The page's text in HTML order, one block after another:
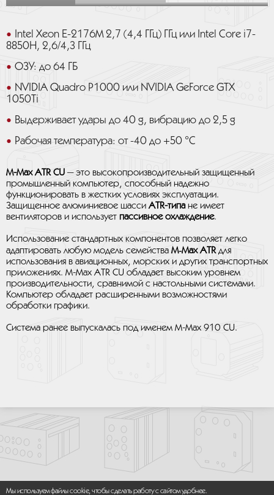
Intel Xeon E-2176M 2,7 (4,4 ГГц) ГГц или Intel Core i7-
8850H, 2,6/4,3 ГГц
ОЗУ: до 64 ГБ
NVIDIA Quadro P1000 или NVIDIA GeForce GTX
1050Ti
Выдерживает удары до 40 g, вибрацию до 2,5 g
Рабочая температура: от -40 до +50 °C
M-Max ATR CU — это высокопроизводительный защищенный
промышленный компьютер, способный надежно
функционировать в жестких условиях эксплуатации.
Защищенное алюминиевое шассиATR-типане имеет
вентиляторов и использует пассивное охлаждение.
Использование стандартных компонентов позволяет легко
адаптировать любую модель семейства M‑Max ATRдля
использования в авиационных, морских и других транспортных
приложениях. M-Max ATR CU обладает высоким уровнем
производительности, сравнимой с настольными системами.
Компьютер обладает расширенными возможностями
обработки графики.
Система ранее выпускалась под именем M-Max 910 CU.
Мы используем файлы cookie, чтобы сделать работу с сайтом удобнее.